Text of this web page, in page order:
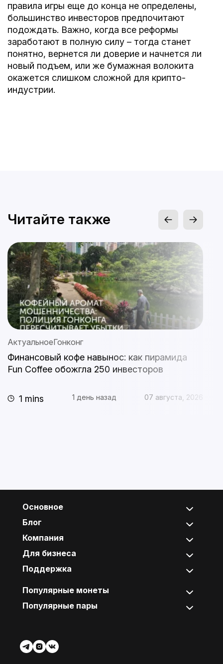
правила игры еще до конца не определены,
большинство инвесторов предпочитают
подождать. Важно, когда все реформы
заработают в полную силу – тогда станет
понятно, вернется ли доверие и начнется ли
новый подъем, или же бумажная волокита
окажется слишком сложной для крипто-
индустрии.
Читайте также
АктуальноеГонконг
Финансовый кофе навынос: как пирамида
Fun Coffee обожгла 250 инвесторов
1 mins 1 день назад 07 августа, 2026
Основное
Блог
Компания
Для бизнеса
Поддержка
Популярные монеты
Популярные пары